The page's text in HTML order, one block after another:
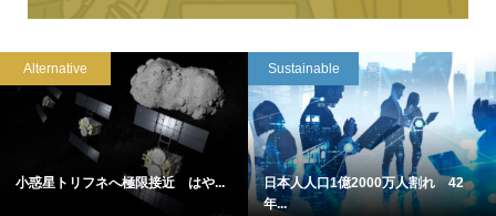
Alternative
小惑星トリフネへ極限接近 はや...
Sustainable
日本人人口1億2000万人割れ 42
年...